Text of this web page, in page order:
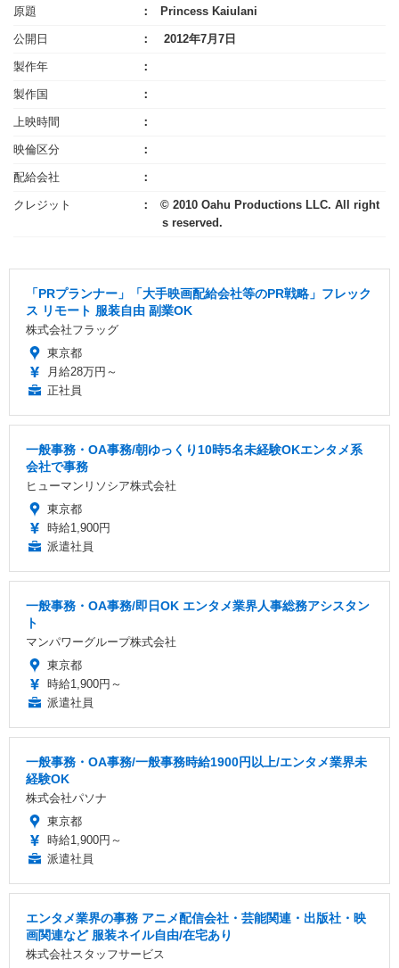
原題 Princess Kaiulani
公開日 2012年7月7日
製作年
製作国
上映時間
映倫区分
配給会社
クレジット
© 2010 Oahu Productions LLC. All right
s reserved.
「PRプランナー」「大手映画配給会社等のPR戦略」フレック
ス リモート 服装自由 副業OK
株式会社フラッグ
東京都
月給28万円～
正社員
一般事務・OA事務/朝ゆっくり10時5名未経験OKエンタメ系
会社で事務
ヒューマンリソシア株式会社
東京都
時給1,900円
派遣社員
一般事務・OA事務/即日OK エンタメ業界人事総務アシスタン
ト
マンパワーグループ株式会社
東京都
時給1,900円～
派遣社員
一般事務・OA事務/一般事務時給1900円以上/エンタメ業界未
経験OK
株式会社パソナ
東京都
時給1,900円～
派遣社員
エンタメ業界の事務 アニメ配信会社・芸能関連・出版社・映
画関連など 服装ネイル自由/在宅あり
株式会社スタッフサービス